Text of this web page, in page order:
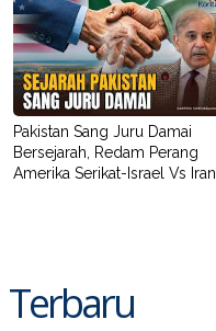
Pakistan Sang Juru Damai
Bersejarah, Redam Perang
Amerika Serikat-Israel Vs Iran
Terbaru